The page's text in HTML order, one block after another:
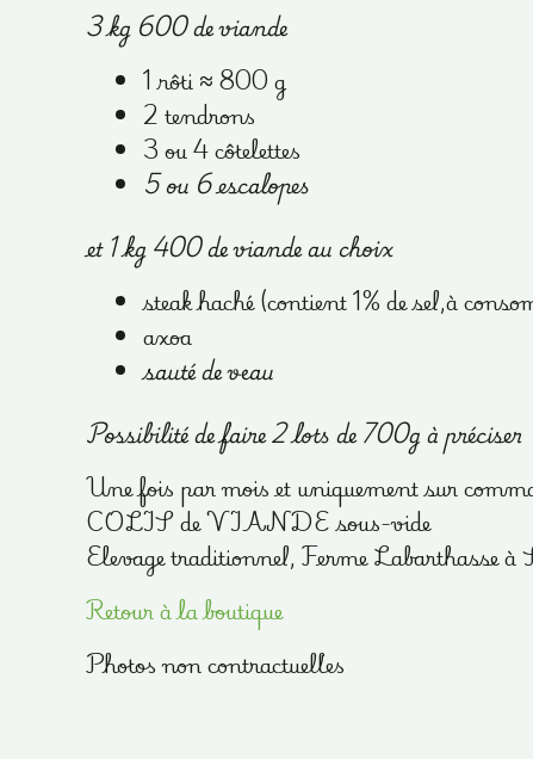
3 kg 600 de viande
1 rôti ≈ 800 g
2 tendrons
3 ou 4 côtelettes
5 ou 6 escalopes
et 1 kg 400 de viande au choix
steak haché (contient 1% de sel,à
axoa
sauté de veau
Possibilité de faire 2 lots de 700g à préciser
Une fois par mois et uniquement sur
COLIS de VIANDE sous-vide
Elevage traditionnel, Ferme Labarthasse à
Retour à la boutique
Photos non contractuelles